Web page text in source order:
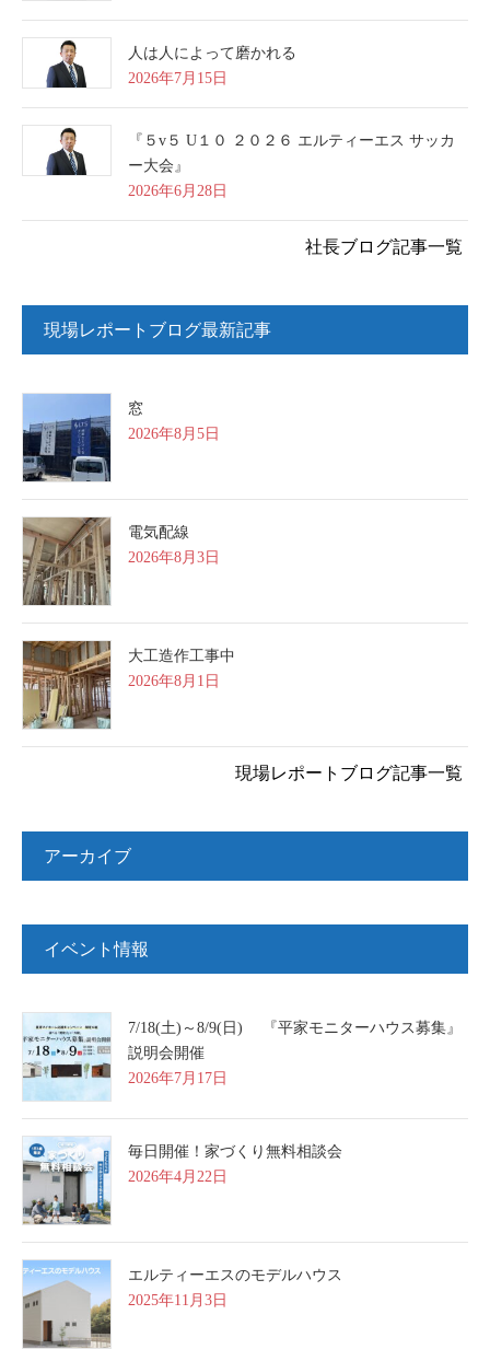
人は人によって磨かれる
2026年7月15日
『５v５ U１０ ２０２６ エルティーエス サッカ
ー大会』
2026年6月28日
社長ブログ記事一覧
現場レポートブログ最新記事
窓
2026年8月5日
電気配線
2026年8月3日
大工造作工事中
2026年8月1日
現場レポートブログ記事一覧
アーカイブ
イベント情報
7/18(土)～8/9(日) 『平家モニターハウス募集』
説明会開催
2026年7月17日
毎日開催！家づくり無料相談会
2026年4月22日
エルティーエスのモデルハウス
2025年11月3日